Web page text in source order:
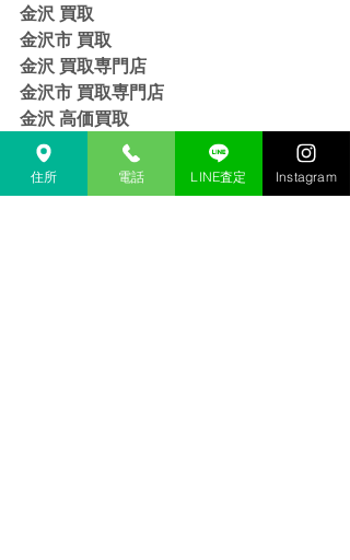
金沢 買取
金沢市 買取
金沢 買取専門店
金沢市 買取専門店
金沢 高価買取
金沢市 高価買取
金沢 リサイクルショップ
金沢市 リサイクルショップ
住所 電話 LINE査定 Instagram